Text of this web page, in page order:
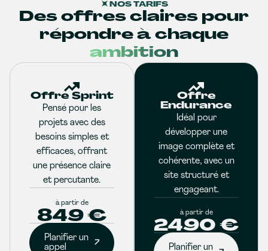
NOS TARIFS
Des offres claires pour
répondre à chaque
ambition
Offre Sprint
Pensé pour les
projets avec des
besoins simples et
efficaces, offrant
une présence claire
et percutante.
à partir de
849 €
Planifier un
appel
Offre
Endurance
Idéal pour
développer une
image complète et
cohérente, avec un
site structuré et
engageant.
à partir de
2490 €
Planifier un